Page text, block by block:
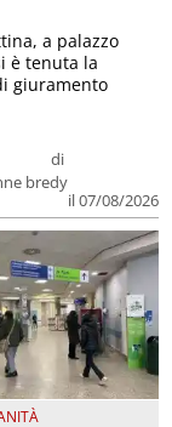
di
bredy
il 07/08/2026
a palazzo
è tenuta la
giuramento